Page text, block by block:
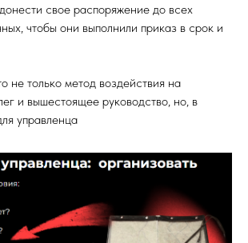
свое распоряжение до всех
чтобы они выполнили приказ в срок и
не только метод воздействия на
и вышестоящее руководство, но, в
управленца